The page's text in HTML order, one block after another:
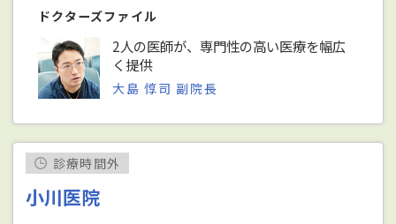
ドクターズファイル
2人の医師が、専門性の高い医療を幅広
く提供
大島 惇司 副院長
診療時間外
小川医院